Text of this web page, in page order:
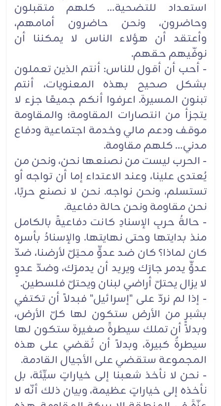
استعداد للتضحية… كلهم متقبلون
وحاضرون، ونحن حاضرون أمامهم،
وأعتقد أن هؤلاء الناس لا يمكننا أن
نوفّيهم حقهم.
- أحب أن أقول للناس: أنتم الذين تعملون
بشكل صحيح بهذه المعنويات، أنتم
تبنون المسيرة. اعرفوا أنكم جميعًا جزء لا
يتجزأ من انتصارات المقاومة؛ والمقاومة
موقف ودعم مالي وخدمة اجتماعية ودفاع
مدني… كلهم مقاومة.
- الحرب ليست من نصنعها نحن، ونحن من
يُعتدى علينا، وعند الاعتداء إما أن تواجه أو
تستسلم، ونحن نواجه. نحن لا نصنع حربًا،
نحن مقاومة ونحن حالة دفاعية.
- حالةُ حربِ الإسنادِ كانت دفاعيةً بالكامل
منذ بدايتها وحتى نهايتها. والإسنادُ بأسره
كان لماذا؟ كان ضد عدوٍّ محتِلّ لأرضنا، ضدّ
عدوٍّ يدمر جارَك ويريد أن يدمرَك، وضدّ عدوٍ
لا يزال يحتلّ أراضي لبنان ويحتلّ فلسطين.
- إذا لم نردّ على "إسرائيل" فبدلاً أن تكتفي
بشبرٍ من الأرض ستكون لها كلّ الأرض،
وبدلاً أن تملك سيطرةً صغيرة ستكون لها
سيطرةٌ كبيرة، وبدلاً أن تُقضي على هذه
المجموعة ستقضي على الأجيال القادمة.
- نحن لا نأخذ شعبنا إلى خياراتٍ سيِّئة، بل
نأخذه إلى خياراتٍ عظيمة، وبيان ذلك أنّه لا